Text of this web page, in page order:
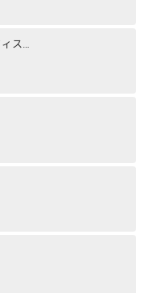
ヒルトンプラザウエストオフィスタワー